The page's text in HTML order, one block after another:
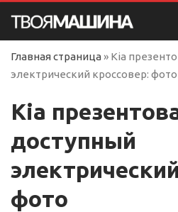
Главная страница » Kia
электрический кроссовер: фото
Kia
доступный
фото